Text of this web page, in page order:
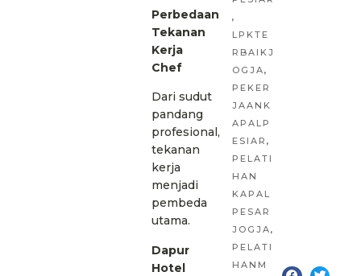
Perbedaan
Tekanan
Kerja
Chef
Dari sudut
pandang
profesional,
tekanan
kerja
menjadi
pembeda
utama.
Dapur
Hotel
,
LPKTE
RBAIKJ
OGJA,
PEKER
JAANK
APALP
ESIAR ,
PELATI
HAN
KAPAL
PESAR
JOGJA,
PELATI
HANM